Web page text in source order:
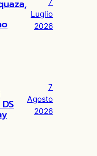
7
Luglio
2026
7
Agosto
2026